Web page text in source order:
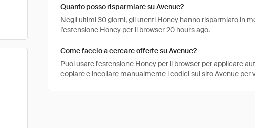
Quanto posso risparmiare su Avenue?
Negli ultimi 30 giorni, gli utenti Honey hanno risparmiato in
l'estensione Honey per il browser 20 hours ago.
Come faccio a cercare offerte su Avenue?
Puoi usare l'estensione Honey per il browser per applicare
copiare e incollare manualmente i codici sul sito Avenue per